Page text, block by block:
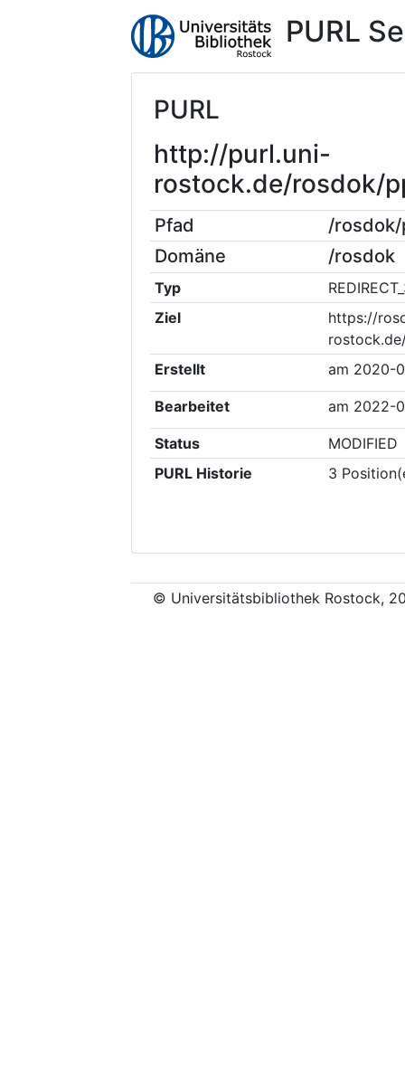
PURL
PURL
http://purl.uni-
rostock.de/rosdok/
Pfad
/
Domäne
/rosdok
Typ
Ziel
https://
Erstellt
am 2020-
Bearbeitet am 2022-
Status
MODIFIED
PURL Historie
3
© Universitätsbibliothek Rostock,